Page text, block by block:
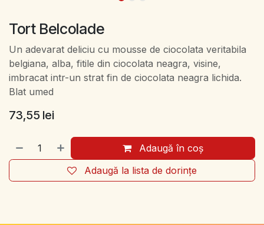
Tort Belcolade
Un adevarat deliciu cu mousse de ciocolata veritabila
belgiana, alba, fitile din ciocolata neagra, visine,
imbracat intr-un strat fin de ciocolata neagra lichida.
Blat umed
73,55 lei
Adaugă în coș
Adaugă la lista de dorințe